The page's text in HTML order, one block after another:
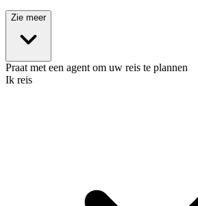
Zie meer
Praat met een agent om uw reis te plannen
Ik reis